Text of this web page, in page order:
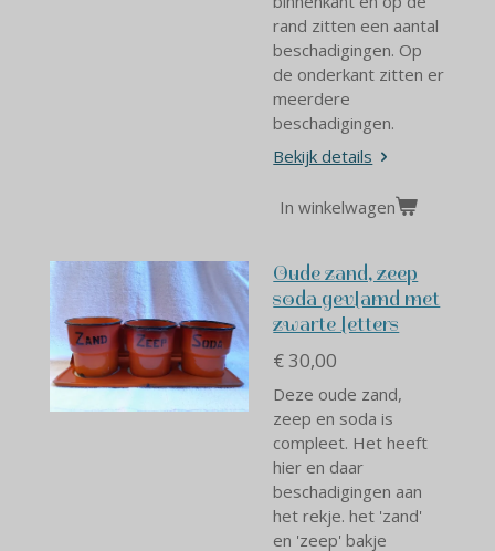
rand zitten een aantal
beschadigingen. Op
de onderkant zitten er
meerdere
beschadigingen.
Bekijk details
In winkelwagen
Oude zand, zeep
soda gevlamd met
zwarte letters
€ 30,00
Deze oude zand,
zeep en soda is
compleet. Het heeft
hier en daar
beschadigingen aan
het rekje. het 'zand'
en 'zeep' bakje